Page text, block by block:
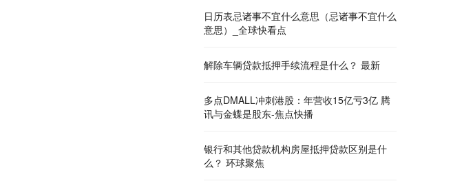
日历表忌诸事不宜什么意思（忌诸事不宜什么
意思）_全球快看点
解除车辆贷款抵押手续流程是什么？ 最新
多点DMALL冲刺港股：年营收15亿亏3亿 腾
讯与金蝶是股东-焦点快播
银行和其他贷款机构房屋抵押贷款区别是什
么？ 环球聚焦